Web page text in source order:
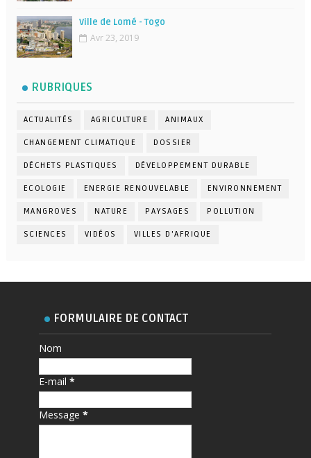
Ville de Lomé - Togo
Avr 23, 2019
RUBRIQUES
ACTUALITÉS AGRICULTURE ANIMAUX
CHANGEMENT CLIMATIQUE DOSSIER
DÉCHETS PLASTIQUES DÉVELOPPEMENT DURABLE
ECOLOGIE ENERGIE RENOUVELABLE ENVIRONNEMENT
MANGROVES NATURE PAYSAGES POLLUTION
SCIENCES VIDÉOS VILLES D'AFRIQUE
FORMULAIRE DE CONTACT
Nom
E-mail*
Message*